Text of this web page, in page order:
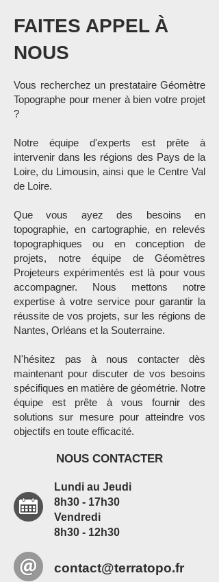
FAITES APPEL À
NOUS
Vous recherchez un prestataire Géomètre
Topographe pour mener à bien votre projet
?
Notre équipe d'experts est prête à
intervenir dans les régions des Pays de la
Loire, du Limousin, ainsi que le Centre Val
de Loire.
Que vous ayez des besoins en
topographie, en cartographie, en relevés
topographiques ou en conception de
projets, notre équipe de Géomètres
Projeteurs expérimentés est là pour vous
accompagner. Nous mettons notre
expertise à votre service pour garantir la
réussite de vos projets, sur les régions de
Nantes, Orléans et la Souterraine.
N'hésitez pas à nous contacter dès
maintenant pour discuter de vos besoins
spécifiques en matière de géométrie. Notre
équipe est prête à vous fournir des
solutions sur mesure pour atteindre vos
objectifs en toute efficacité.
NOUS CONTACTER
Lundi au Jeudi
8h30 - 17h30
Vendredi
8h30 - 12h30
contact@terratopo.fr